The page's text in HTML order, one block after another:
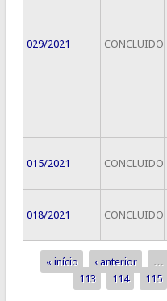
029/2021 CONCLUIDO
015/2021 CONCLUIDO
018/2021 CONCLUIDO
Páginas
« início ‹ anterior …
113
114 115